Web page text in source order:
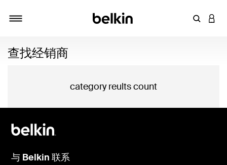
输入关键
登录
查找经销商
category reults count
与 Belkin 联系